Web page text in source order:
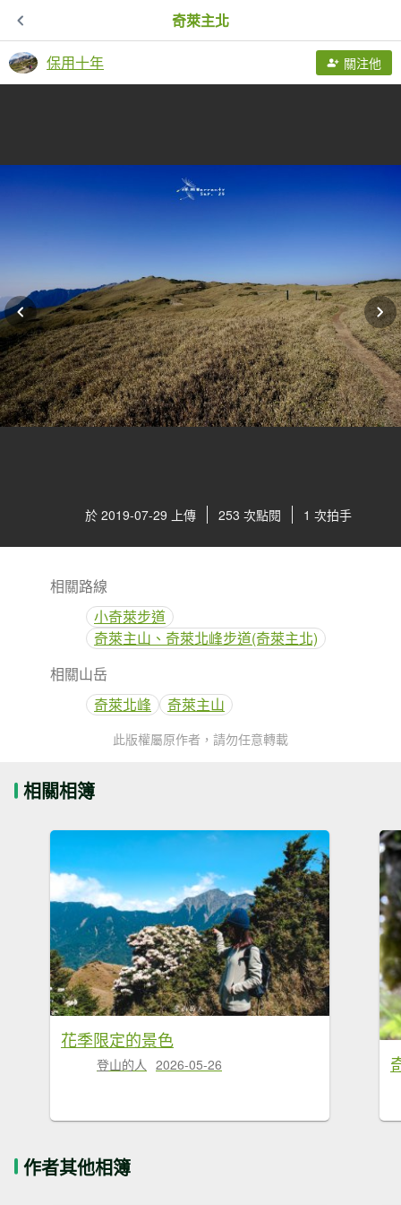
奇萊主北
保用十年 關注他
於 2019-07-29 上傳 253 次點閱 1 次拍手
相關路線
小奇萊步道
奇萊主山、奇萊北峰步道(奇萊主北)
相關山岳
奇萊北峰
奇萊主山
此版權屬原作者，請勿任意轉載
相關相簿
花季限定的景色
登山的人 2026-05-26
作者其他相簿